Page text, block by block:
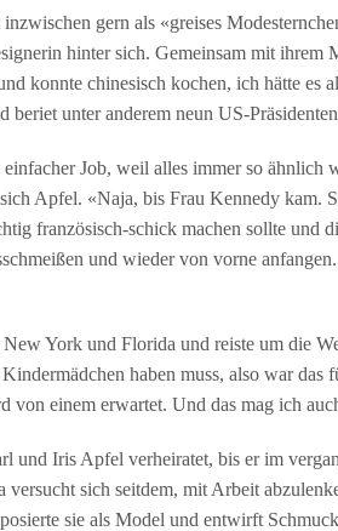
gern als «greises
hinter sich. Gemeinsam mit ihrem
konnte chinesisch kochen, ich hätte es
beriet unter anderem neun US-
Job, weil alles immer so ähnlich
Apfel. «Naja, bis Frau Kennedy kam.
französisch-schick machen sollte und
und wieder von vorne
York und Florida und reiste um die
haben muss, also war
von einem erwartet. Und das mag ich
und Iris Apfel verheiratet, bis er im
sich seitdem, mit Arbeit
sie als Model und entwirft